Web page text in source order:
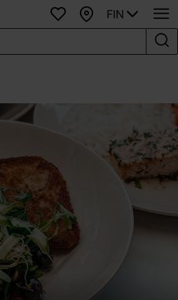
SuosikitKartta
FIN